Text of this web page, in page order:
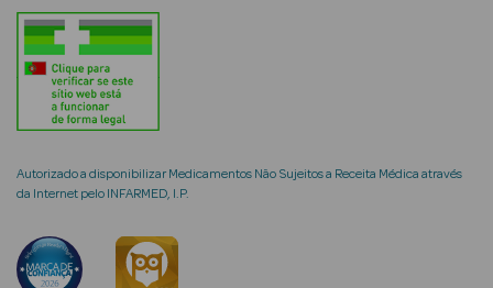
Solares Bebé e
Criança
Rosto e
Ver Tudo
Autorizado a disponibilizar Medicamentos Não Sujeitos a Receita Médica através
da Internet pelo INFARMED, I.P.